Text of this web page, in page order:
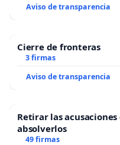
Aviso de transparencia
Cierre de fronteras
3 firmas
Aviso de transparencia
Retirar las
absolverlos
49 firmas